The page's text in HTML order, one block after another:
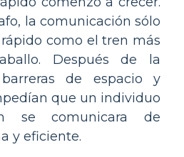
la comunicación sólo
como el tren más
Después de la
de espacio y
que un individuo
se comunicara de
y eficiente.